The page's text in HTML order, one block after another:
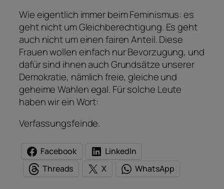
Wie eigentlich immer beim Feminismus: es
geht nicht um Gleichberechtigung. Es geht
auch nicht um einen fairen Anteil. Diese
Frauen wollen einfach nur Bevorzugung, und
dafür sind ihnen auch Grundsätze unserer
Demokratie, nämlich freie, gleiche und
geheime Wahlen egal. Für solche Leute
haben wir ein Wort:
Verfassungsfeinde.
Facebook
LinkedIn
Threads
X WhatsApp